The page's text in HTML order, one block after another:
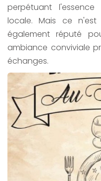
perpétuant
locale. Mais ce
également réputé
ambiance conviviale
échanges.